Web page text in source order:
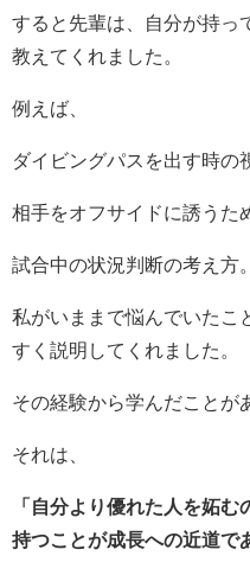
すると先輩は、自分が持っ
教えてくれました。
例えば、
ダイビングパスを出す時の
相手をオフサイドに誘うた
試合中の状況判断の考え方。
私がいままで悩んでいたこ
すく説明してくれました。
その経験から学んだことが
それは、
「自分より優れた人を妬
持つことが成長への近道で